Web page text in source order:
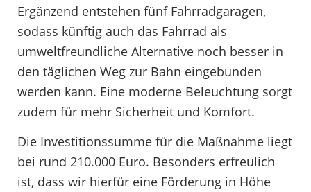
Ergänzend entstehen fünf Fahrradgaragen,
sodass künftig auch das Fahrrad als
umweltfreundliche Alternative noch besser in
den täglichen Weg zur Bahn eingebunden
werden kann. Eine moderne Beleuchtung sorgt
zudem für mehr Sicherheit und Komfort.
Die Investitionssumme für die Maßnahme liegt
bei rund 210.000 Euro. Besonders erfreulich
ist, dass wir hierfür eine Förderung in Höhe